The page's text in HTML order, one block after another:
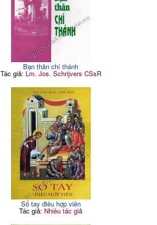
Bạn thân chí thánh
Tác giả: Lm. Jos. Schrijvers CSsR
Sổ tay điều hợp viên
Tác giả: Nhiều tác giả